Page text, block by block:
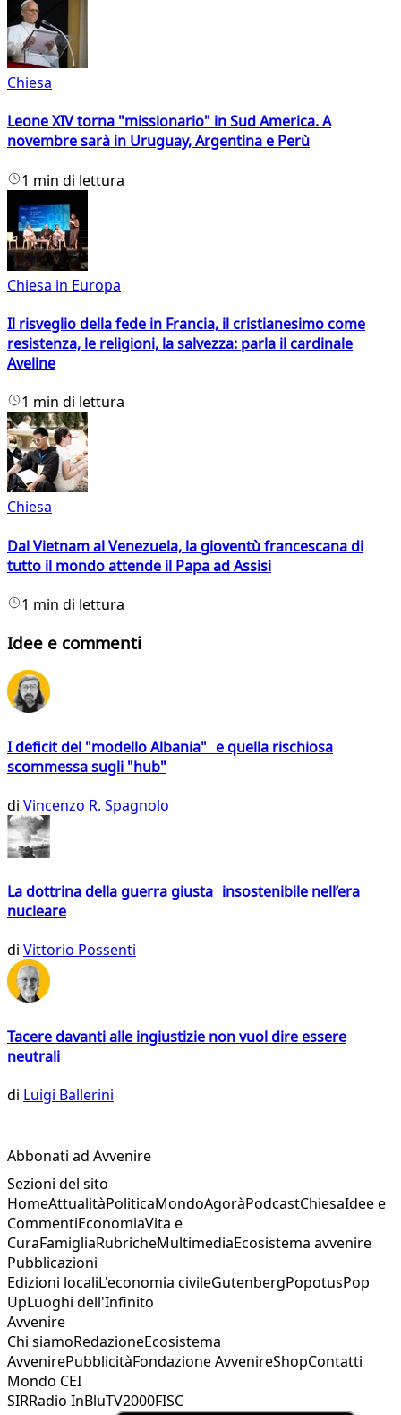
Chiesa
Leone XIV torna "missionario" in Sud America. A
novembre sarà in Uruguay, Argentina e Perù
1 min di lettura
Chiesa in Europa
Il risveglio della fede in Francia, il cristianesimo come
resistenza, le religioni, la salvezza: parla il cardinale
Aveline
1 min di lettura
Chiesa
Dal Vietnam al Venezuela, la gioventù francescana di
tutto il mondo attende il Papa ad Assisi
1 min di lettura
Idee e commenti
I deficit del "modello Albania" e quella rischiosa
scommessa sugli "hub"
di Vincenzo R. Spagnolo
La dottrina della guerra giusta insostenibile nell’era
nucleare
di Vittorio Possenti
Tacere davanti alle ingiustizie non vuol dire essere
neutrali
di Luigi Ballerini
Abbonati ad Avvenire
Sezioni del sito
HomeAttualitàPoliticaMondoAgoràPodcastChiesaIdee e
CommentiEconomiaVita e
CuraFamigliaRubricheMultimediaEcosistema avvenire
Pubblicazioni
Edizioni localiL'economia civileGutenbergPopotusPop
UpLuoghi dell'Infinito
Avvenire
Chi siamoRedazioneEcosistema
AvvenirePubblicitàFondazione AvvenireShopContatti
Mondo CEI
SIRRadio InBluTV2000FISC